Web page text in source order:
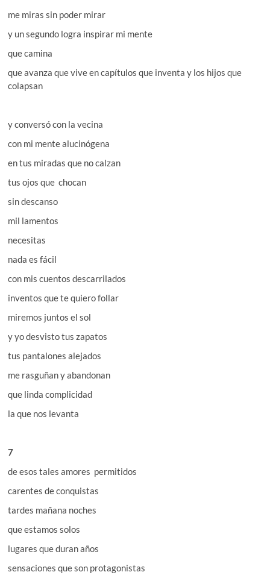
me miras sin poder mirar
y un segundo logra inspirar mi mente
que camina
que avanza que vive en capítulos que inventa y los hijos que
colapsan
y conversó con la vecina
con mi mente alucinógena
en tus miradas que no calzan
tus ojos que chocan
sin descanso
mil lamentos
necesitas
nada es fácil
con mis cuentos descarrilados
inventos que te quiero follar
miremos juntos el sol
y yo desvisto tus zapatos
tus pantalones alejados
me rasguñan y abandonan
que linda complicidad
la que nos levanta
7
de esos tales amores permitidos
carentes de conquistas
tardes mañana noches
que estamos solos
lugares que duran años
sensaciones que son protagonistas